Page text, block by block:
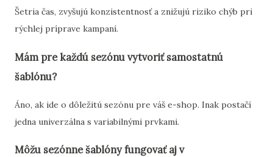
Šetria čas, zvyšujú konzistentnosť a znižujú riziko chýb pri
rýchlej príprave kampaní.
Mám pre každú sezónu vytvoriť samostatnú
šablónu?
Áno, ak ide o dôležitú sezónu pre váš e-shop. Inak postačí
jedna univerzálna s variabilnými prvkami.
Môžu sezónne šablóny fungovať aj v